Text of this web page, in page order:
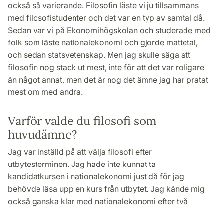
också så varierande. Filosofin läste vi ju tillsammans
med filosofistudenter och det var en typ av samtal då.
Sedan var vi på Ekonomihögskolan och studerade med
folk som läste nationalekonomi och gjorde mattetal,
och sedan statsvetenskap. Men jag skulle säga att
filosofin nog stack ut mest, inte för att det var roligare
än något annat, men det är nog det ämne jag har pratat
mest om med andra.
Varför valde du filosofi som
huvudämne?
Jag var inställd på att välja filosofi efter
utbytesterminen. Jag hade inte kunnat ta
kandidatkursen i nationalekonomi just då för jag
behövde läsa upp en kurs från utbytet. Jag kände mig
också ganska klar med nationalekonomi efter två